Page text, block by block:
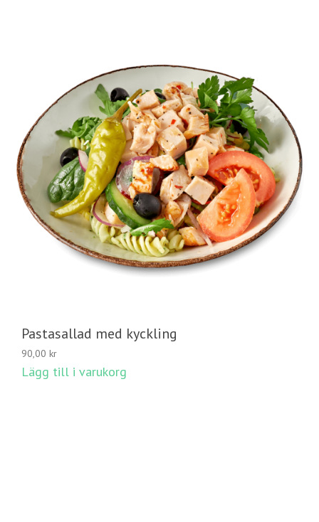
Pastasallad med kyckling
90,00 kr
Lägg till i varukorg